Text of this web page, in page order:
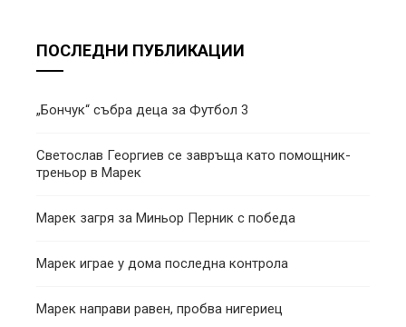
ПОСЛЕДНИ ПУБЛИКАЦИИ
„Бончук“ събра деца за Футбол 3
Светослав Георгиев се завръща като помощник-
треньор в Марек
Марек загря за Миньор Перник с победа
Марек играе у дома последна контрола
Марек направи равен, пробва нигериец